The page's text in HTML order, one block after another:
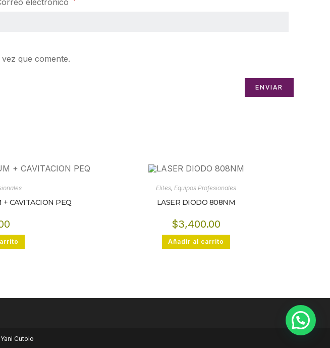
electrónico
que comente.
+ CAVITACION PEQ
Elites, Equipos Profesionales
LASER DIODO 808NM
$3,400.00
Añadir al carrito
Cutolo